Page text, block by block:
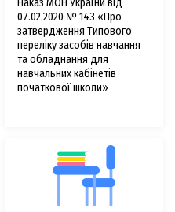
07.02.2020 № 143 «Про
затвердження Типового
переліку засобів навчання
та обладнання для
навчальних кабінетів
початкової школи»